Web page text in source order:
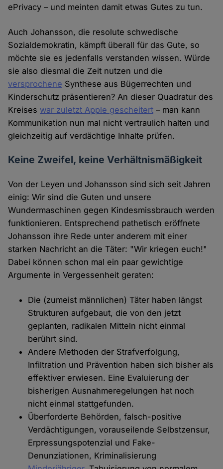
ePrivacy – und meinten damit etwas Gutes zu tun.
Auch Johansson, die resolute schwedische
Sozialdemokratin, kämpft überall für das Gute, so
möchte sie es jedenfalls verstanden wissen. Würde
sie also diesmal die Zeit nutzen und die
versprochene Synthese aus Bügerrechten und
Kinderschutz präsentieren? An dieser Quadratur des
Kreises war zuletzt Apple gescheitert – man kann
Kommunikation nun mal nicht vertraulich halten und
gleichzeitig auf verdächtige Inhalte prüfen.
Keine Zweifel, keine Verhältnismäßigkeit
Von der Leyen und Johansson sind sich seit Jahren
einig: Wir sind die Guten und unsere
Wundermaschinen gegen Kindesmissbrauch werden
funktionieren. Entsprechend pathetisch eröffnete
Johansson ihre Rede unter anderem mit einer
starken Nachricht an die Täter: "Wir kriegen euch!"
Dabei können schon mal ein paar gewichtige
Argumente in Vergessenheit geraten:
Die (zumeist männlichen) Täter haben längst
Strukturen aufgebaut, die von den jetzt
geplanten, radikalen Mitteln nicht einmal
berührt sind.
Andere Methoden der Strafverfolgung,
Infiltration und Prävention haben sich bisher als
effektiver erwiesen. Eine Evaluierung der
bisherigen Ausnahmeregelungen hat noch
nicht einmal stattgefunden.
Überforderte Behörden, falsch-positive
Verdächtigungen, vorauseilende Selbstzensur,
Erpressungspotenzial und Fake-
Denunziationen, Kriminalisierung